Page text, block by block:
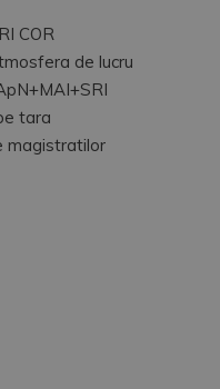
COR
de lucru
tara
magistratilor